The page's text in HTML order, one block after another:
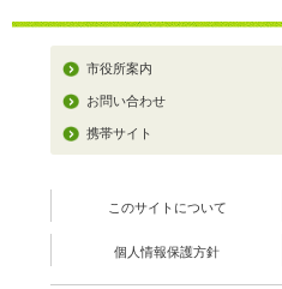
市役所案内
お問い合わせ
携帯サイト
このサイトについて
個人情報保護方針